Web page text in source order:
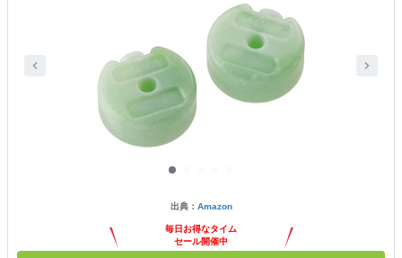
出典： Amazon
毎日お得なタイム
セール開催中